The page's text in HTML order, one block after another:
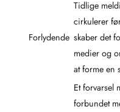
Forlydende
Tidlige
cirkulerer
skaber det
medier og
at forme en
Et forvarsel
forbundet